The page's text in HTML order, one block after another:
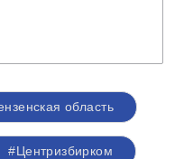
область
#Центризбирком